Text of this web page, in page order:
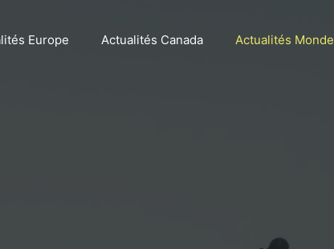
Europe Actualités Canada Actualités Monde